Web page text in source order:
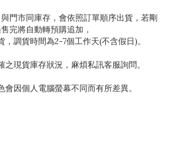
與門市同庫存，會依照訂單順序出貨，若剛
完將自動轉預購追加，
，調貨時間為2-7個工作天(不含假日)。
之現貨庫存狀況，麻煩私訊客服詢問。
會因個人電腦螢幕不同而有所差異。